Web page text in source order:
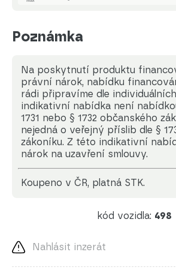
Poznámka
Na poskytnutí produktu
právní nárok, nabídku
rádi připravíme dle
indikativní nabídka není
1731 nebo § 1732 občanského
nejedná o veřejný příslib dle §
zákoníku. Z této indikativní
nárok na uzavření smlouvy.
koupeno v ČR, platná STK.
kód vozidla: 498
Nahlásit inzerát